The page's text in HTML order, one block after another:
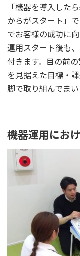
「機器を導入した
からがスタート」
でお客様の成功に
運用スタート後も
付きます。目の前
を見据えた目標・
脚で取り組んでまい
機器運用にお